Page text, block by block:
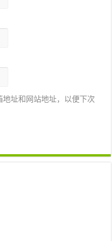
址和网站地址，以便下次